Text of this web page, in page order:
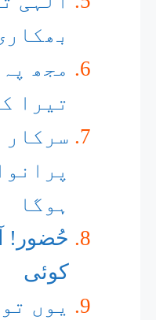
مجھ
تیرا
سرکار
ہوگا
حُضور!
کوئی
یوں